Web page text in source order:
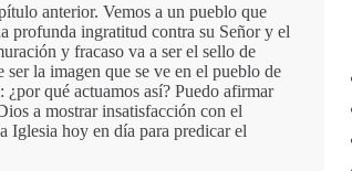
anterior. Vemos a un pueblo que
profunda ingratitud contra su Señor y el
y fracaso va a ser el sello de
la imagen que se ve en el pueblo de
qué actuamos así? Puedo afirmar
a mostrar insatisfacción con el
Iglesia hoy en día para predicar el